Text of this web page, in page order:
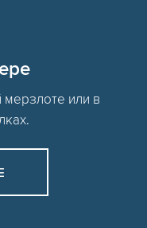
или в